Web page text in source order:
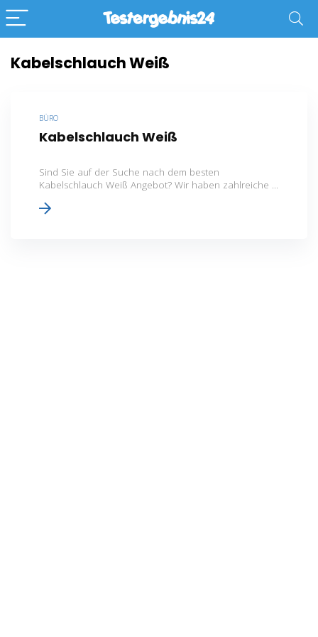
Kabelschlauch Weiß
BÜRO
Kabelschlauch Weiß
Sind Sie auf der Suche nach dem besten
Kabelschlauch Weiß Angebot? Wir haben zahlreiche ...